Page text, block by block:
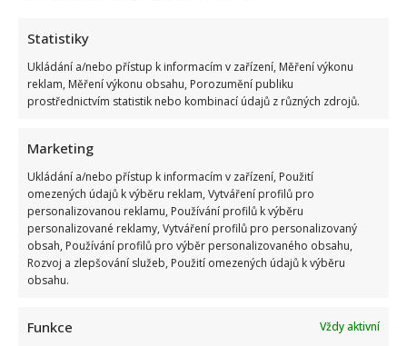
Statistiky
Ukládání a/nebo přístup k informacím v zařízení, Měření výkonu
reklam, Měření výkonu obsahu, Porozumění publiku
prostřednictvím statistik nebo kombinací údajů z různých zdrojů.
Marketing
Ukládání a/nebo přístup k informacím v zařízení, Použití
omezených údajů k výběru reklam, Vytváření profilů pro
personalizovanou reklamu, Používání profilů k výběru
personalizované reklamy, Vytváření profilů pro personalizovaný
obsah, Používání profilů pro výběr personalizovaného obsahu,
Rozvoj a zlepšování služeb, Použití omezených údajů k výběru
obsahu.
Funkce
Vždy aktivní
Ondřej Sokol utekl před českými vedry do Skotska. S dětmi
se vyfotil v nádherné přírodě
Retro kvíz o socialistických dobrotách: Starší ročníky si
budou pamatovat 10/10